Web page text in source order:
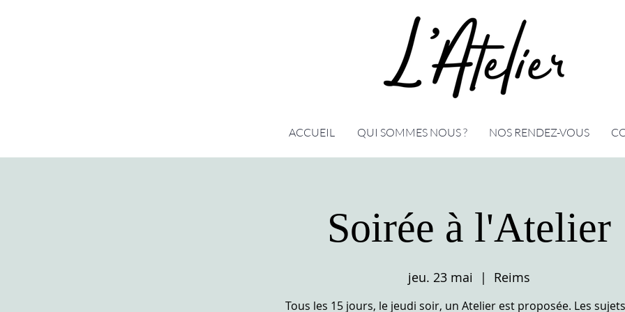
ACCUEIL QUI SOMMES NOUS ? NOS RENDEZ-VOUS
Soirée à l'Atelier
jeu. 23 mai
  |
Reims
Tous les 15 jours, le jeudi soir, un Atelier est proposée. Les